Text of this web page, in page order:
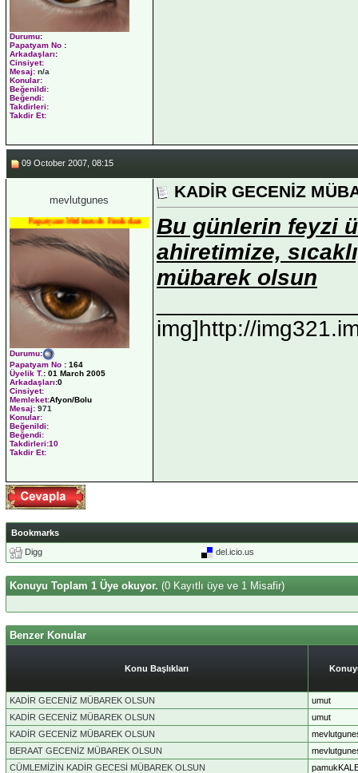
Durumu:
Papatyam No :
Arkadaşları:
Cinsiyet:
Mesaj: n/a
Konular:
Beğenildi:
Beğendi:
Takdirleri:
Takdir Et:
09 October 2007, 08:15
mevlutgunes
Papatyam Medineweb Emekdarı
Durumu:
Papatyam No : 164
Üyelik T.: 01 March 2005
Arkadaşları:0
Cinsiyet:
Memleket:Afyon/Bolu
Mesaj: 971
Konular:
Beğenildi:
Beğendi:
Takdirleri:10
Takdir Et:
KADİR GECENİZ
Bu günlerin feyzi
ahiretimize,
mübarek olsun
img]http://
Bookmarks
Digg
del.icio.us
Konuyu Toplam 1 Üye okuyor. (0 Kayıtlı üye ve 1 Misafir)
Benzer Konular
Konu Başlıkları
KADİR GECENİZ MÜBAREK OLSUN
umut
KADİR GECENİZ MÜBAREK OLSUN
umut
KADİR GECENİZ MÜBAREK OLSUN
BERAAT GECENİZ MÜBAREK OLSUN
CÜMLEMİZİN KADİR GECESİ MÜBAREK OLSUN